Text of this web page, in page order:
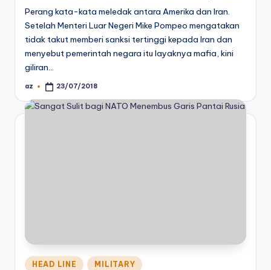
Perang kata-kata meledak antara Amerika dan Iran.
Setelah Menteri Luar Negeri Mike Pompeo mengatakan
tidak takut memberi sanksi tertinggi kepada Iran dan
menyebut pemerintah negara itu layaknya mafia, kini
giliran…
Posted
az 23/07/2018
Posted
HEAD LINE MILITARY